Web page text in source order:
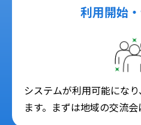
利用開始
システムが利用可能にな
ます。まずは地域の交流会